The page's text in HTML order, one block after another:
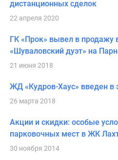
дистанционных сделок
22 апреля 2020
ГК «Прок» вывел в
«Шуваловский дуэт» на
21 июня 2018
ЖД «Кудров-Хаус» введен в
26 марта 2018
Акции и скидки: особые
парковочных мест в ЖК
30 ноября 2014